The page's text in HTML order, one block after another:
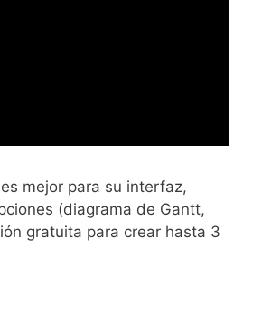
es mejor para su interfaz,
(diagrama de Gantt,
gratuita para crear hasta 3